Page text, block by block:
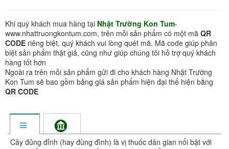
Khi quý khách mua hàng tại Nhật Trường Kon Tum-
www.nhattruongkontum.com, trên mỗi sản phẩm có một mã QR
CODE riêng biệt, quý khách vui lòng quét mã. Mã code giúp phân
biệt sản phẩm thật giả, cũng như giúp chúng tôi hỗ trợ quý khách
hàng tốt hơn
Ngoài ra trên mỗi sản phẩm gửi đi cho khách hàng Nhật Trường
Kon Tum sẽ bao gồm bảng giá sản phẩm hiện đại thể hiện bằng
QR CODE
Cây đủng đỉnh (hay đùng đình) là vị thuốc dân gian nổi bật với